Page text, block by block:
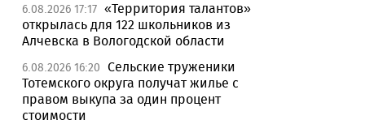
6.08.2026 17:17 «Территория талантов»
открылась для 122 школьников из
Алчевска в Вологодской области
6.08.2026 16:20 Сельские труженики
Тотемского округа получат жилье с
правом выкупа за один процент
стоимости